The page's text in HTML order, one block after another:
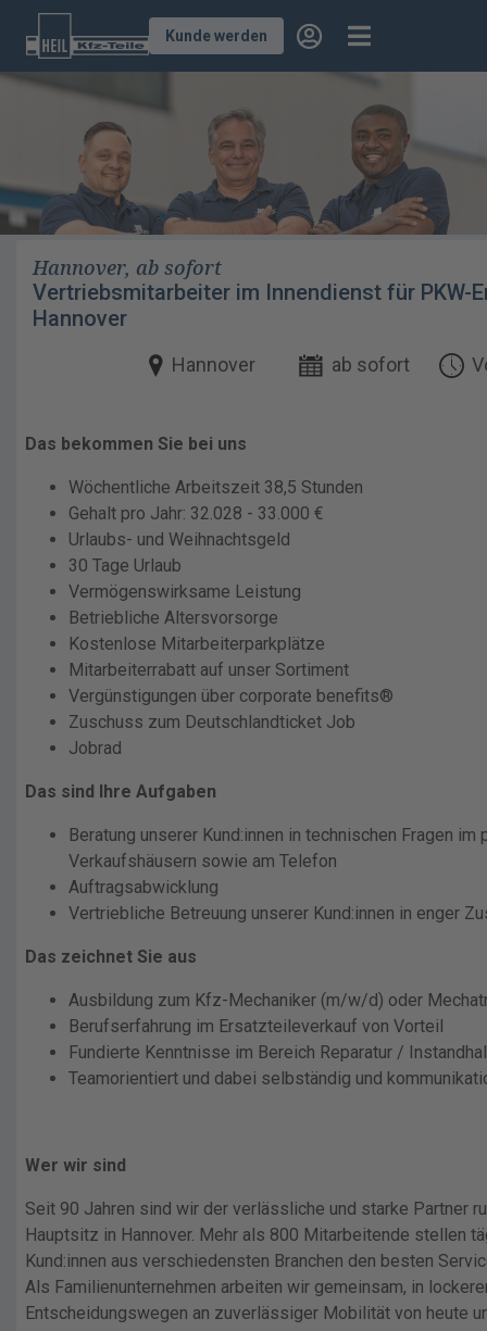
Kunde werden
Hannover, ab sofort
Vertriebsmitarbeiter im Innendienst für
Hannover
Hannover ab sofort
Das bekommen Sie bei uns
Wöchentliche Arbeitszeit 38,5 Stunden
Gehalt pro Jahr: 32.028 - 33.000 €
Urlaubs- und Weihnachtsgeld
30 Tage Urlaub
Vermögenswirksame Leistung
Betriebliche Altersvorsorge
Kostenlose Mitarbeiterparkplätze
Mitarbeiterrabatt auf unser Sortiment
Vergünstigungen über corporate benefits®
Zuschuss zum Deutschlandticket Job
Jobrad
Das sind Ihre Aufgaben
Beratung unserer Kund:innen in technischen Fragen
Verkaufshäusern sowie am Telefon
Auftragsabwicklung
Vertriebliche Betreuung unserer Kund:innen in enger
Das zeichnet Sie aus
Ausbildung zum Kfz-Mechaniker (m/w/d) oder
Berufserfahrung im Ersatzteileverkauf von Vorteil
Fundierte Kenntnisse im Bereich Reparatur /
Teamorientiert und dabei selbständig und
Wer wir sind
Seit 90 Jahren sind wir der verlässliche und starke Partner
Hauptsitz in Hannover. Mehr als 800 Mitarbeitende stellen
Kund:innen aus verschiedensten Branchen den besten
Als Familienunternehmen arbeiten wir gemeinsam, in
Entscheidungswegen an zuverlässiger Mobilität von heute